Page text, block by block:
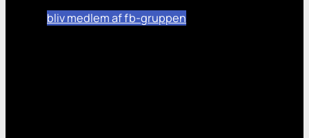
bliv medlem af fb-gruppen